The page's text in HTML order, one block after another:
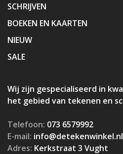
SCHRIJVEN
BOEKEN EN KAARTEN
NIEUW
SALE
Wij zijn gespecialiseerd in
het gebied van tekenen en
Telefoon: 073 6579992
E-mail: info@detekenwinkel.nl
Adres: Kerkstraat 3 Vught